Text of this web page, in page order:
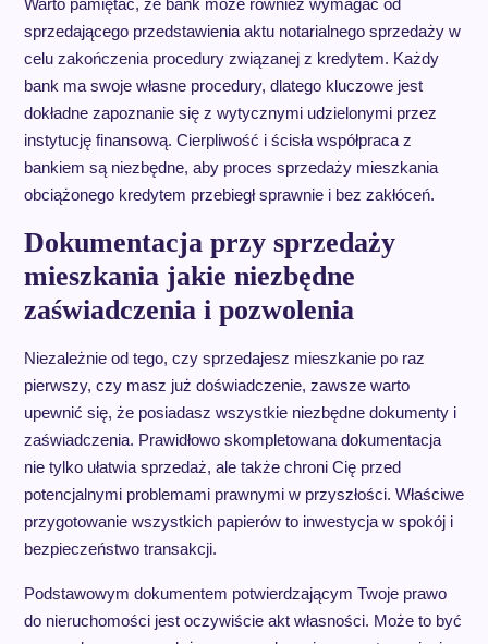
Warto pamiętać, że bank może również wymagać od
sprzedającego przedstawienia aktu notarialnego sprzedaży w
celu zakończenia procedury związanej z kredytem. Każdy
bank ma swoje własne procedury, dlatego kluczowe jest
dokładne zapoznanie się z wytycznymi udzielonymi przez
instytucję finansową. Cierpliwość i ścisła współpraca z
bankiem są niezbędne, aby proces sprzedaży mieszkania
obciążonego kredytem przebiegł sprawnie i bez zakłóceń.
Dokumentacja przy sprzedaży
mieszkania jakie niezbędne
zaświadczenia i pozwolenia
Niezależnie od tego, czy sprzedajesz mieszkanie po raz
pierwszy, czy masz już doświadczenie, zawsze warto
upewnić się, że posiadasz wszystkie niezbędne dokumenty i
zaświadczenia. Prawidłowo skompletowana dokumentacja
nie tylko ułatwia sprzedaż, ale także chroni Cię przed
potencjalnymi problemami prawnymi w przyszłości. Właściwe
przygotowanie wszystkich papierów to inwestycja w spokój i
bezpieczeństwo transakcji.
Podstawowym dokumentem potwierdzającym Twoje prawo
do nieruchomości jest oczywiście akt własności. Może to być